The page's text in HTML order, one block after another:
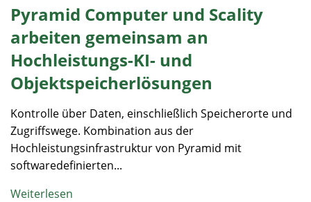
Pyramid Computer und Scality
arbeiten gemeinsam an
Hochleistungs-KI- und
Objektspeicherlösungen
Kontrolle über Daten, einschließlich Speicherorte und
Zugriffswege. Kombination aus der
Hochleistungsinfrastruktur von Pyramid mit
softwaredefinierten...
Weiterlesen